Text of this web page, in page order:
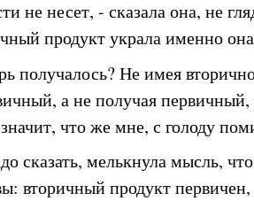
не несет, - сказала она, не
продукт украла именно
получалось? Не имея
а не получая
что же мне, с голоду
сказать, мелькнула мысль,
вторичный продукт